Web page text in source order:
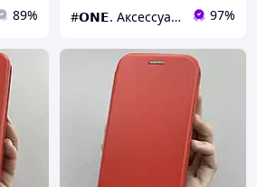
89% #𝗢𝗡𝗘. Аксессуары к смартфонам 97%